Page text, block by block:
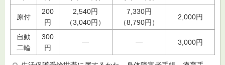
原付
200
円
2,540円
（3,040円）
7,330円
（8,790円）
2,000円
自動
二輪
300
円
― ― 3,000円